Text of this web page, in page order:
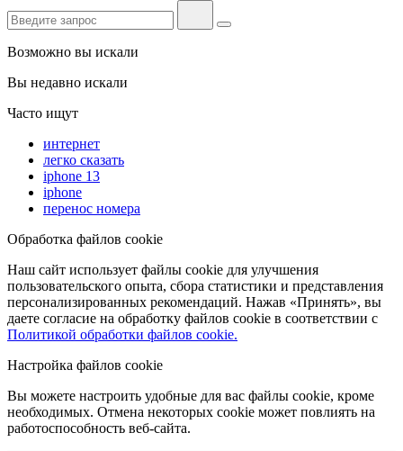
Возможно вы искали
Вы недавно искали
Часто ищут
интернет
легко сказать
iphone 13
iphone
перенос номера
Обработка файлов cookie
Наш сайт использует файлы cookie для улучшения
пользовательского опыта, сбора статистики и представления
персонализированных рекомендаций. Нажав «Принять», вы
даете согласие на обработку файлов cookie в соответствии с
Политикой обработки файлов cookie.
Настройка файлов cookie
Вы можете настроить удобные для вас файлы cookie, кроме
необходимых. Отмена некоторых cookie может повлиять на
работоспособность веб-сайта.